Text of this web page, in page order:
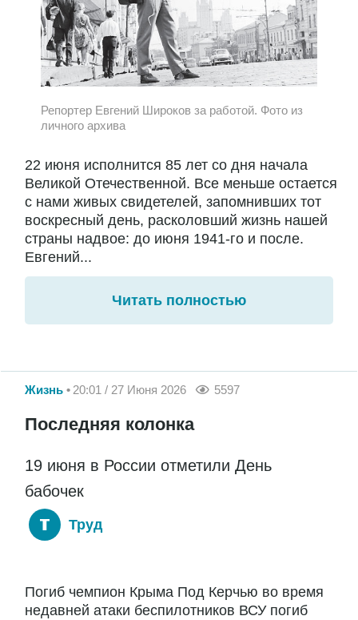
Репортер Евгений Широков за работой. Фото из
личного архива
22 июня исполнится 85 лет со дня начала
Великой Отечественной. Все меньше остается
с нами живых свидетелей, запомнивших тот
воскресный день, расколовший жизнь нашей
страны надвое: до июня 1941-го и после.
Евгений...
Читать полностью
Жизнь 20:01 / 27 Июня 2026 5597
Последняя колонка
19 июня в России отметили День
бабочек
Труд
Погиб чемпион Крыма Под Керчью во время
недавней атаки беспилотников ВСУ погиб